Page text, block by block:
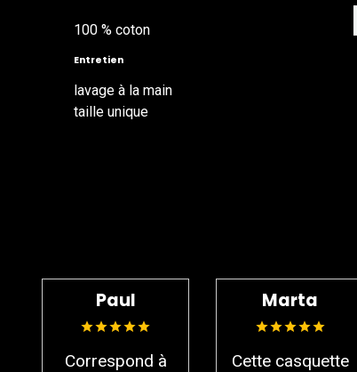
100 % coton
Entretien
lavage à la main
taille unique
Paul
Correspond à
Marta
Cette casquette